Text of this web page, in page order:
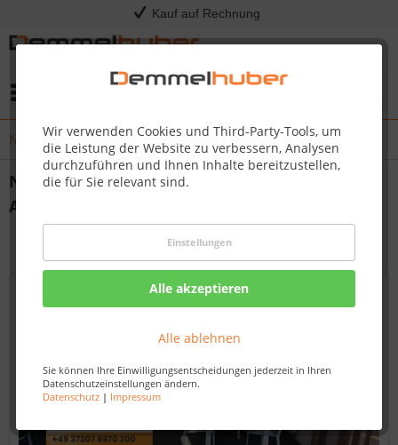
Kauf auf Rechnung
Wir verwenden Cookies und Third-Party-Tools, um
die Leistung der Website zu verbessern, Analysen
durchzuführen und Ihnen Inhalte bereitzustellen,
die für Sie relevant sind.
Einstellungen
Alle akzeptieren
Alle ablehnen
Sie können Ihre Einwilligungsentscheidungen jederzeit in Ihren
Datenschutzeinstellungen ändern.
Datenschutz| Impressum
Neue Gartenmöbel & Grills – Jetzt in unserer Ausstellung!
Neue Gartenmöbel & Grills – Jetzt in unserer
Ausstellung!